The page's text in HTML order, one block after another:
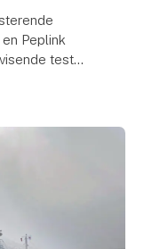
Peplink
test